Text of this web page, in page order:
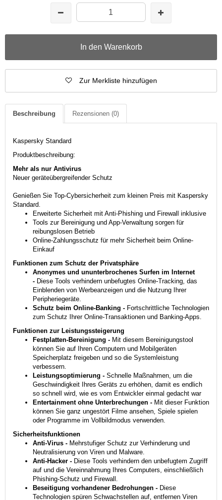
In den Warenkorb
Zur Merkliste hinzufügen
Beschreibung Rezensionen (0)
Kaspersky Standard
Produktbeschreibung:
Mehr als nur Antivirus
Neuer geräteübergreifender Schutz
Genießen Sie Top-Cybersicherheit zum kleinen Preis mit Kaspersky
Standard.
Erweiterte Sicherheit mit Anti-Phishing und Firewall inklusive
Tools zur Bereinigung und App-Verwaltung sorgen für
reibungslosen Betrieb
Online-Zahlungsschutz für mehr Sicherheit beim Online-
Einkauf
Funktionen zum Schutz der Privatsphäre
Anonymes und ununterbrochenes Surfen im Internet
- Diese Tools verhindern unbefugtes Online-Tracking, das
Einblenden von Werbeanzeigen und die Nutzung Ihrer
Peripheriegeräte.
Schutz beim Online-Banking - Fortschrittliche Technologien
zum Schutz Ihrer Online-Transaktionen und Banking-Apps.
Funktionen zur Leistungs­steigerung
Festplatten-Bereinigung - Mit diesem Bereinigungstool
können Sie auf Ihren Computern und Mobilgeräten
Speicherplatz freigeben und so die Systemleistung
verbessern.
Leistungsoptimierung - Schnelle Maßnahmen, um die
Geschwindigkeit Ihres Geräts zu erhöhen, damit es endlich
so schnell wird, wie es vom Entwickler einmal gedacht war
Entertainment ohne Unterbrechungen - Mit dieser Funktion
können Sie ganz ungestört Filme ansehen, Spiele spielen
oder Programme im Vollbildmodus verwenden.
Sicherheits­funktionen
Anti-Virus - Mehrstufiger Schutz zur Verhinderung und
Neutralisierung von Viren und Malware.
Anti-Hacker - Diese Tools verhindern den unbefugtem Zugriff
auf und die Vereinnahmung Ihres Computers, einschließlich
Phishing-Schutz und Firewall.
Beseitigung vorhandener Bedrohungen - Diese
Technologien spüren Schwachstellen auf, entfernen Viren